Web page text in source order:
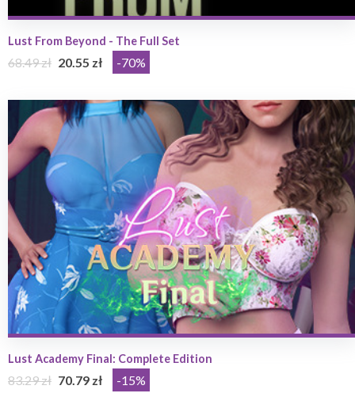
Lust From Beyond - The Full Set
68.49 zł 20.55 zł -70%
Lust Academy Final: Complete Edition
83.29 zł 70.79 zł -15%